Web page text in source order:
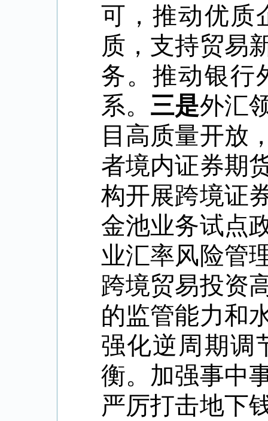
可，推动优质
质，支持贸易
务。推动银行
系。 三是外汇
目高质量开放
者境内证券期
构开展跨境证
金池业务试点
业汇率风险管
跨境贸易投资
的监管能力和
强化逆周期调
衡。加强事中
严厉打击地下